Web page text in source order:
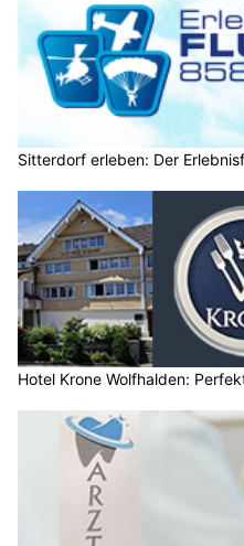
Sitterdorf erleben: Der
Hotel Krone Wolfhalden: